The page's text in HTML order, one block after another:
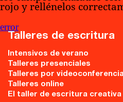
rojo y rellénelos
error
Talleres de escritura
Intensivos de verano
Talleres presenciales
Talleres por
Talleres online
El taller de escritura creativa